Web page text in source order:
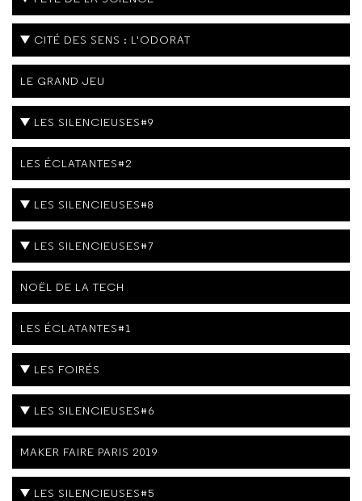
CITÉ DES SENS : L'ODORAT
LE GRAND JEU
LES SILENCIEUSES#9
LES ÉCLATANTES#2
LES SILENCIEUSES#8
LES SILENCIEUSES#7
NOËL DE LA TECH
LES ÉCLATANTES#1
LES FOIRÉS
LES SILENCIEUSES#6
MAKER FAIRE PARIS 2019
LES SILENCIEUSES#5